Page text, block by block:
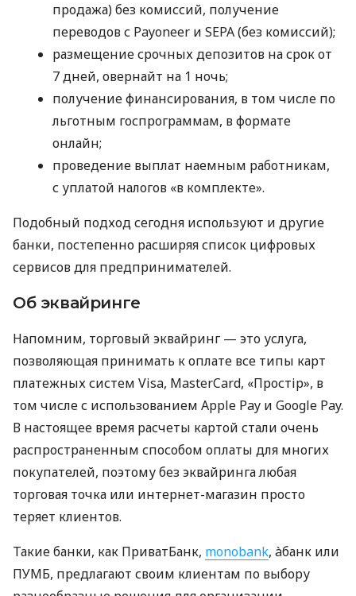
продажа) без комиссий, получение
переводов с Payoneer и SEPA (без комиссий);
размещение срочных депозитов на срок от
7 дней, овернайт на 1 ночь;
получение финансирования, в том числе по
льготным госпрограммам, в формате
онлайн;
проведение выплат наемным работникам,
с уплатой налогов «в комплекте».
Подобный подход сегодня используют и другие
банки, постепенно расширяя список цифровых
сервисов для предпринимателей.
Об эквайринге
Напомним, торговый эквайринг — это услуга,
позволяющая принимать к оплате все типы карт
платежных систем Visa, MasterCard, «Простір», в
том числе с использованием Apple Pay и Google Pay.
В настоящее время расчеты картой стали очень
распространенным способом оплаты для многих
покупателей, поэтому без эквайринга любая
торговая точка или интернет-магазин просто
теряет клиентов.
Такие банки, как ПриватБанк, monobank, àбанк или
ПУМБ, предлагают своим клиентам по выбору